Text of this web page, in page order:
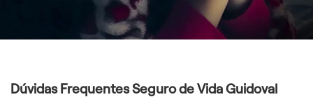
Dúvidas Frequentes Seguro de Vida Guidoval